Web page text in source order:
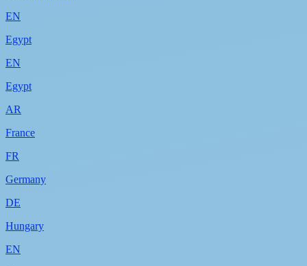
EN
Egypt
EN
Egypt
AR
France
FR
Germany
DE
Hungary
EN